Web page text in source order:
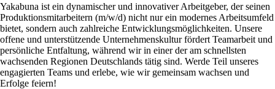
Yakabuna ist ein dynamischer und innovativer Arbeitgeber, der seinen
Produktionsmitarbeitern (m/w/d) nicht nur ein modernes Arbeitsumfeld
bietet, sondern auch zahlreiche Entwicklungsmöglichkeiten. Unsere
offene und unterstützende Unternehmenskultur fördert Teamarbeit und
persönliche Entfaltung, während wir in einer der am schnellsten
wachsenden Regionen Deutschlands tätig sind. Werde Teil unseres
engagierten Teams und erlebe, wie wir gemeinsam wachsen und
Erfolge feiern!